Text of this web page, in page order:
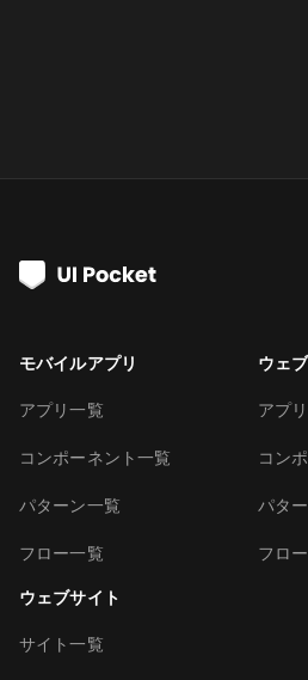
モバイルアプリ
アプリ一覧
コンポーネント一覧
パターン一覧
フロー一覧
ウェ
アプ
コン
パタ
フロ
ウェブサイト
サイト一覧